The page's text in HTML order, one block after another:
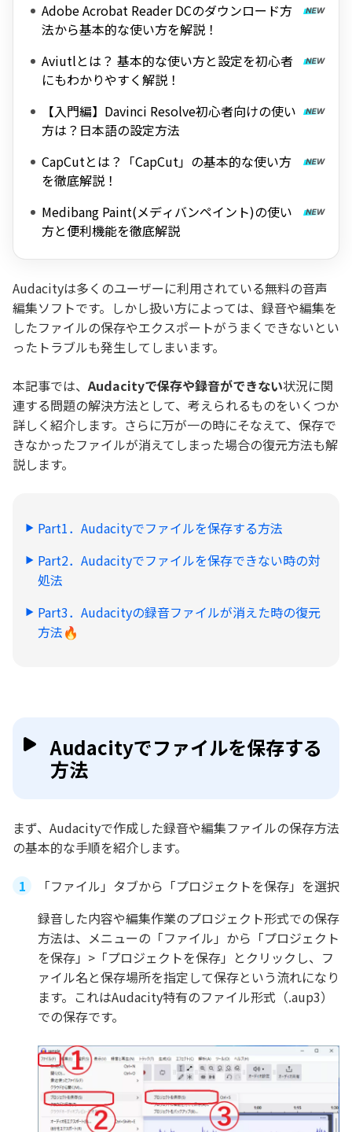
Adobe Acrobat Reader DCのダウンロード方
法から基本的な使い方を解説！
Aviutlとは？ 基本的な使い方と設定を初心者
にもわかりやすく解説！
【入門編】Davinci Resolve初心者向けの使い
方は？日本語の設定方法
CapCutとは？「CapCut」の基本的な使い方
を徹底解説！
Medibang Paint(メディバンペイント)の使い
方と便利機能を徹底解説
Audacityは多くのユーザーに利用されている無料の音声
編集ソフトです。しかし扱い方によっては、録音や編集を
したファイルの保存やエクスポートがうまくできないとい
ったトラブルも発生してしまいます。
本記事では、Audacityで保存や録音ができない状況に関
連する問題の解決方法として、考えられるものをいくつか
詳しく紹介します。さらに万が一の時にそなえて、保存で
きなかったファイルが消えてしまった場合の復元方法も解
説します。
Part1．Audacityでファイルを保存する方法
Part2．Audacityでファイルを保存できない時の対
処法
Part3．Audacityの録音ファイルが消えた時の復元
方法🔥
Audacityでファイルを保存する
方法
まず、Audacityで作成した録音や編集ファイルの保存方法
の基本的な手順を紹介します。
「ファイル」タブから「プロジェクトを保存」を選択
録音した内容や編集作業のプロジェクト形式での保存
方法は、メニューの「ファイル」から「プロジェクト
を保存」>「プロジェクトを保存」とクリックし、フ
ァイル名と保存場所を指定して保存という流れになり
ます。これはAudacity特有のファイル形式（.aup3）
での保存です。